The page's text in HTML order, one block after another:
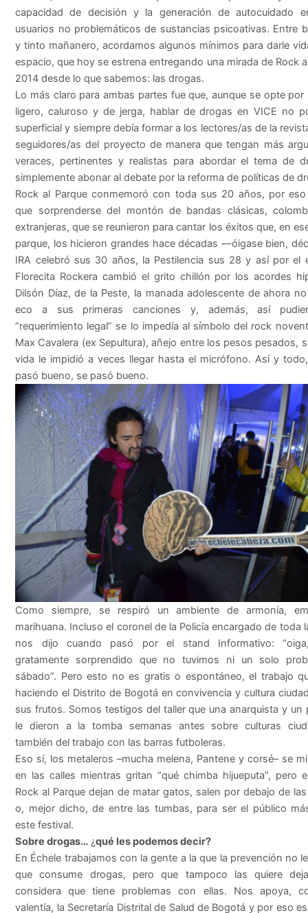
capacidad de decisión y la generación de autocuidado
usuarios no problemáticos de sustancias psicoativas. Entre
y tinto mañanero, acordamos algunos mínimos para darle
espacio, que hoy se estrena entregando una mirada de Rock
2014 desde lo que sabemos: las drogas.
Lo más claro para ambas partes fue que, aunque se opte
ligero, caluroso y de jerga, hablar de drogas en VICE no
superficial y siempre debía formar a los lectores/as de la
seguidores/as del proyecto de manera que tengan más
veraces, pertinentes y realistas para abordar el tema de
simplemente abonar al debate por la reforma de políticas de
Rock al Parque conmemoró con toda sus 20 años, por
que sorprenderse del montón de bandas clásicas,
extranjeras, que se reunieron para cantar los éxitos que, en
parque, los hicieron grandes hace décadas —óigase bien,
IRA celebró sus 30 años, la Pestilencia sus 28 y así por el
Florecita Rockera cambió el grito chillón por los acordes
Dilsón Díaz, de la Peste, la manada adolescente de ahora
eco a sus primeras canciones y, además, así
“requerimiento legal” se lo impedía al símbolo del rock
Max Cavalera (ex Sepultura), añejo entre los pesos pesados,
vida le impidió a veces llegar hasta el micrófono. Así y
pasó bueno, se pasó bueno.
Como siempre, se respiró un ambiente de armonía,
marihuana. Incluso el coronel de la Policía encargado de toda
nos dijo cuando pasó por el stand Informativo:
gratamente sorprendido que no tuvimos ni un solo
sábado”. Pero esto no es gratis o espontáneo, el trabajo
haciendo el Distrito de Bogotá en convivencia y cultura
sus frutos. Somos testigos del taller que una anarquista y un
le dieron a la tomba semanas antes sobre culturas
también del trabajo con las barras futboleras.
Eso sí, los metaleros –mucha melena, Pantene y corsé– se
en las calles mientras gritan “qué chimba hijueputa”, pero
Rock al Parque dejan de matar gatos, salen por debajo de
o, mejor dicho, de entre las tumbas, para ser el público
este festival.
Sobre drogas…¿qué les podemos decir?
En Échele trabajamos con la gente a la que la prevención no
que consume drogas, pero que tampoco las quiere
considera que tiene problemas con ellas. Nos apoya,
valentía, la Secretaría Distrital de Salud de Bogotá y por eso